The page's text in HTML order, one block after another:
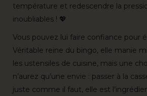
température et redescendre la
inoubliables ! 💖
Vous pouvez lui faire confiance pour
Véritable reine du bingo, elle manie
les ustensiles de cuisine, mais une
n’aurez qu’une envie : passer à la
juste comme il faut, elle est